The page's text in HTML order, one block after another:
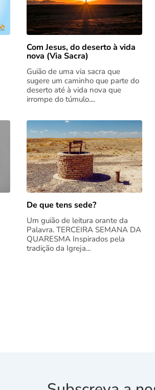
Com Jesus, do deserto à vida
nova (Via Sacra)
Guião de uma via sacra que
sugere um caminho que parte do
deserto até à vida nova que
irrompe do túmulo....
De que tens sede?
Um guião de leitura orante da
Palavra. TERCEIRA SEMANA DA
QUARESMA Inspirados pela
tradição da Igreja...